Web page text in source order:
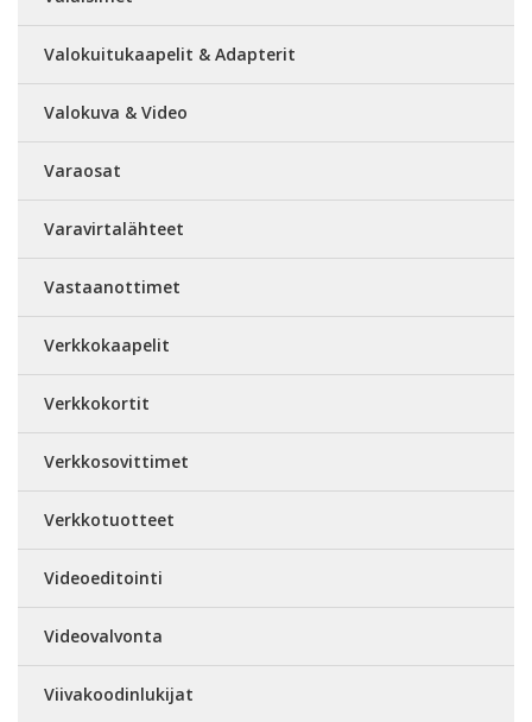
Valokuitukaapelit & Adapterit
Valokuva & Video
Varaosat
Varavirtalähteet
Vastaanottimet
Verkkokaapelit
Verkkokortit
Verkkosovittimet
Verkkotuotteet
Videoeditointi
Videovalvonta
Viivakoodinlukijat